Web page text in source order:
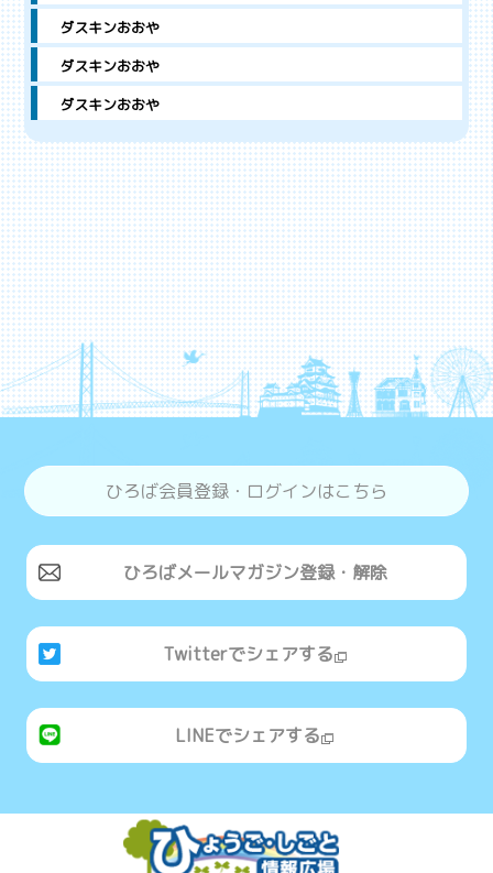
ダスキンおおや
ダスキンおおや
ダスキンおおや
ひろば会員登録・ログインはこちら
ひろばメールマガジン登録・解除
Twitterでシェアする
LINEでシェアする